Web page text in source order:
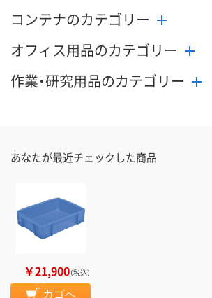
コンテナのカテゴリー
オフィス用品のカテゴリー
作業・研究用品のカテゴリー
あなたが最近チェックした商品
￥21,900（税込）
カゴへ